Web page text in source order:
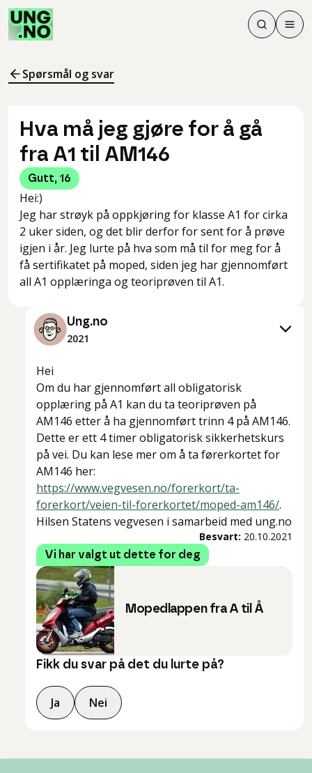
Søk
Søk
Meny
Spørsmål og svar
Hva må jeg gjøre for å gå
fra A1 til AM146
Gutt, 16
Hei:)
Jeg har strøyk på oppkjøring for klasse A1 for cirka
2 uker siden, og det blir derfor for sent for å prøve
igjen i år. Jeg lurte på hva som må til for meg for å
få sertifikatet på moped, siden jeg har gjennomført
all A1 opplæringa og teoriprøven til A1.
Ung.no
2021
Hei
Om du har gjennomført all obligatorisk
opplæring på A1 kan du ta teoriprøven på
AM146 etter å ha gjennomført trinn 4 på AM146.
Dette er ett 4 timer obligatorisk sikkerhetskurs
på vei. Du kan lese mer om å ta førerkortet for
AM146 her:
https://www.vegvesen.no/forerkort/ta-
forerkort/veien-til-forerkortet/moped-am146/.
Hilsen Statens vegvesen i samarbeid med ung.no
Besvart: 20.10.2021
Vi har valgt ut dette for deg
Mopedlappen fra A til Å
Fikk du svar på det du lurte på?
Ja Nei